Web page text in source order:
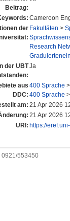
Beitrag:
Cameroon
der Fakultäten >
Research
der UBTJa
aus
DDC:
400 Sprache
400 Sprache
am: 21 Apr 2026
21 Apr 2026
URI: https://
0921/553450